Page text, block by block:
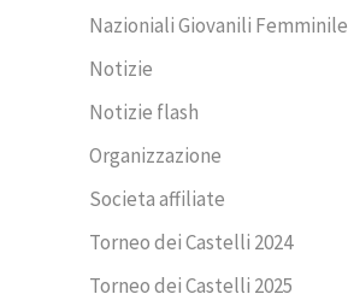
Nazioniali Giovanili Femminile
Notizie
Notizie flash
Organizzazione
Societa affiliate
Torneo dei Castelli 2024
Torneo dei Castelli 2025